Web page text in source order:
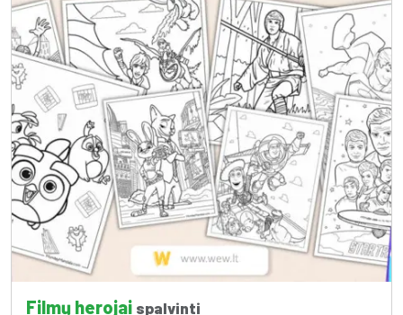
Filmų herojai spalvinti